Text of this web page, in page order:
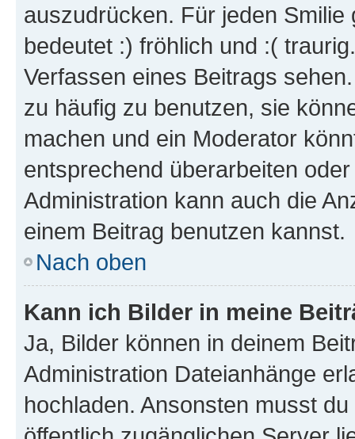
auszudrücken. Für jeden
bedeutet :) fröhlich und :(
Verfassen eines Beitrags
zu häufig zu benutzen, sie
machen und ein Moderator
entsprechend überarbeiten
Administration kann auch die
einem Beitrag benutzen kannst.
Nach oben
Kann ich Bilder in meine
Ja, Bilder können in deinem
Administration Dateianhänge
hochladen. Ansonsten musst